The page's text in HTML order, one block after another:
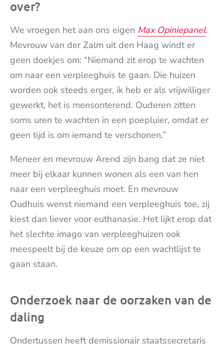
over?
We vroegen het aan ons eigen Max Opiniepanel.
Mevrouw van der Zalm uit den Haag windt er
geen doekjes om: “Niemand zit erop te wachten
om naar een verpleeghuis te gaan. Die huizen
worden ook steeds erger, ik heb er als vrijwilliger
gewerkt, het is mensonterend. Ouderen zitten
soms uren te wachten in een poepluier, omdat er
geen tijd is om iemand te verschonen.”
Meneer en mevrouw Arend zijn bang dat ze niet
meer bij elkaar kunnen wonen als een van hen
naar een verpleeghuis moet. En mevrouw
Oudhuis wenst niemand een verpleeghuis toe, zij
kiest dan liever voor euthanasie. Het lijkt erop dat
het slechte imago van verpleeghuizen ook
meespeelt bij de keuze om op een wachtlijst te
gaan staan.
Onderzoek naar de oorzaken van de
daling
Ondertussen heeft demissionair staatssecretaris